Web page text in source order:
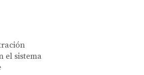
el sistema